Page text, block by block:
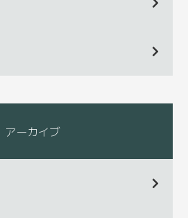
アーカイブ